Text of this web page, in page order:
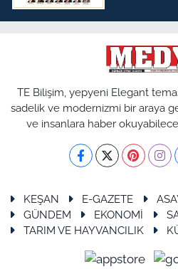
TE Bilişim, yepyeni Elegant
sadelik ve modernizmi bir araya
ve insanlara haber
KEŞAN E-GAZETE
GÜNDEM
EKONOMİ
TARIM VE HAYVANCILIK